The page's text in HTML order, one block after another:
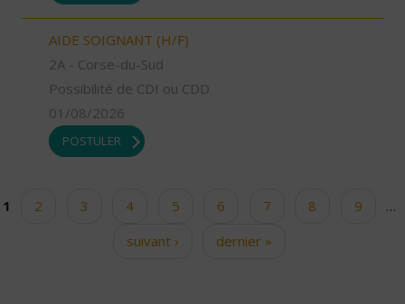
AIDE SOIGNANT (H/F)
2A - Corse-du-Sud
Possibilité de CDI ou CDD
01/08/2026
POSTULER
Pages
1 2 3 4 5 6 7 8 9
…
suivant ›
dernier »